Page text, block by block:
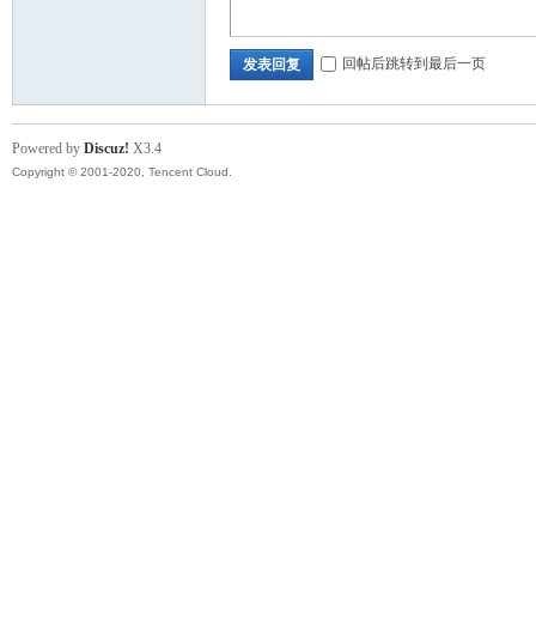
发表回复 回帖后跳转到最后一页
Powered by Discuz! X3.4
Copyright © 2001-2020, Tencent Cloud.